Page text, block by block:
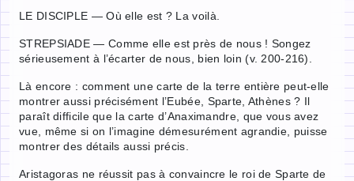
LE DISCIPLE — Où elle est ? La voilà.
STREPSIADE — Comme elle est près de nous ! Songez
sérieusement à l’écarter de nous, bien loin (v. 200-216).
Là encore : comment une carte de la terre entière peut-elle
montrer aussi précisément l’Eubée, Sparte, Athènes ? Il
paraît difficile que la carte d’Anaximandre, que vous avez
vue, même si on l’imagine démesurément agrandie, puisse
montrer des détails aussi précis.
Aristagoras ne réussit pas à convaincre le roi de Sparte de